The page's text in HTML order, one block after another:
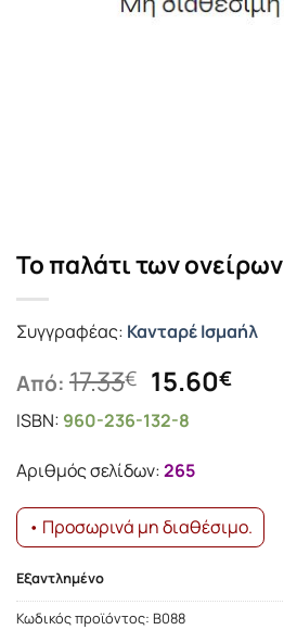
Το παλάτι των ονείρων
Συγγραφέας: Κανταρέ Ισμαήλ
Από: 17.33€ Original
price
was:
17.33€.
15.60€Η
ISBN: 960-236-132-8
Αριθμός σελίδων:265
• Προσωρινά μη διαθέσιμο.
Εξαντλημένο
Κωδικός προϊόντος: Β088